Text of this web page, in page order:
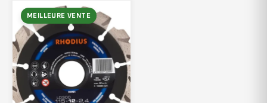
MEILLEURE VENTE